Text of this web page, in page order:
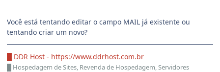
Você está tentando editar o campo MAIL já existente ou
tentando criar um novo?
█ DDR Host - https://www.ddrhost.com.br
Hospedagem de Sites, Revenda de Hospedagem, Servidores